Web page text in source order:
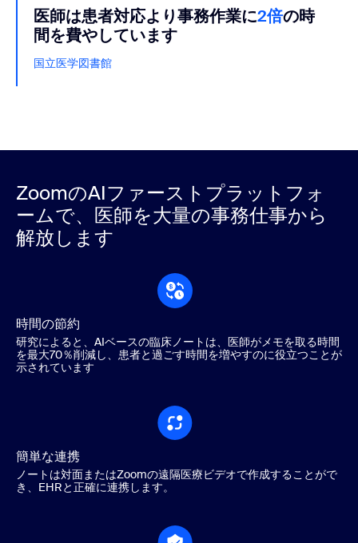
医師は患者対応より事務作業に2倍の時
間を費やしています
国立医学図書館
ZoomのAIファーストプラットフォ
ームで、医師を大量の事務仕事から
解放します
時間の節約
研究によると、AIベースの臨床ノートは、医師がメモを取る時間
を最大70％削減し、患者と過ごす時間を増やすのに役立つことが
示されています
簡単な連携
ノートは対面またはZoomの遠隔医療ビデオで作成することがで
き、EHRと正確に連携します。